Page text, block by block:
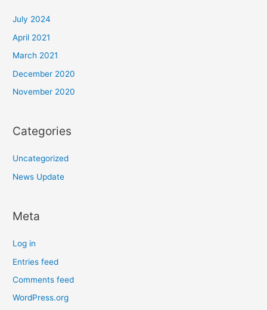
July 2024
April 2021
March 2021
December 2020
November 2020
Categories
Uncategorized
News Update
Meta
Log in
Entries feed
Comments feed
WordPress.org